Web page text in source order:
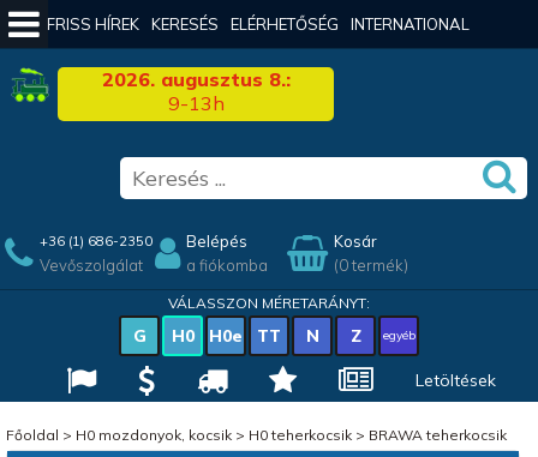
FRISS HÍREK KERESÉS ELÉRHETŐSÉG INTERNATIONAL
2026. augusztus 8.:
9-13h
+36 (1) 686-2350
Vevőszolgálat
Belépés
a fiókomba
Kosár
(0 termék)
VÁLASSZON MÉRETARÁNYT:
G H0 H0e TT N Z egyéb
Letöltések
Főoldal > H0 mozdonyok, kocsik> H0 teherkocsik> BRAWA teherkocsik